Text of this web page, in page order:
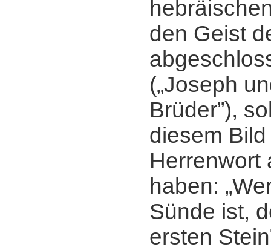
den Geist
(„Joseph
Brüder”),
diesem
Herrenwort
haben:
Sünde ist,
ersten